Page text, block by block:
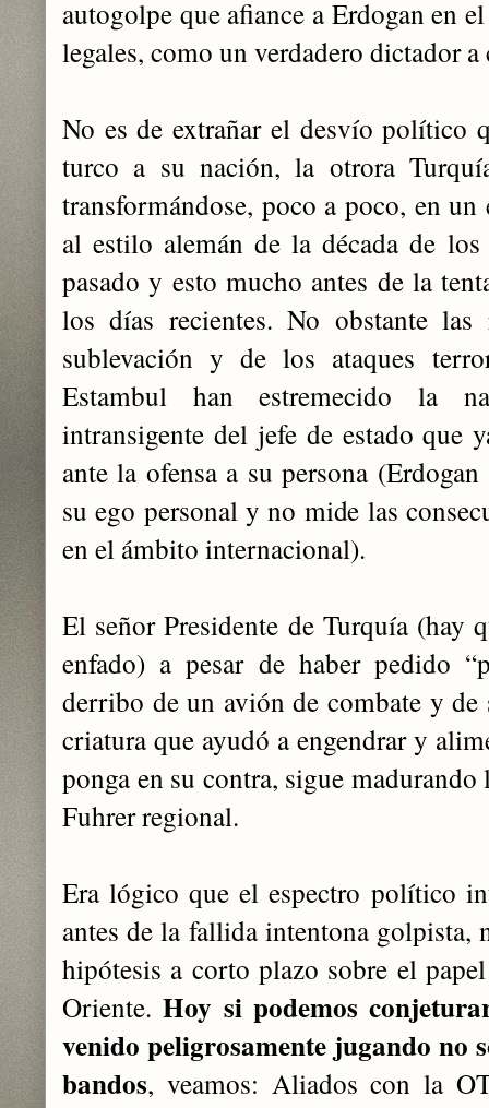
autogolpe que afiance a Erdogan en
legales, como un verdadero dictador a
No es de extrañar el desvío político
turco a su nación, la otrora
transformándose, poco a poco, en
al estilo alemán de la década de
pasado y esto mucho antes de la
los días recientes. No obstante
sublevación y de los ataques
Estambul han estremecido la
intransigente del jefe de estado que
ante la ofensa a su persona
su ego personal y no mide las
en el ámbito internacional).
El señor Presidente de Turquía (hay
enfado) a pesar de haber pedido
derribo de un avión de combate y
criatura que ayudó a engendrar y
ponga en su contra, sigue
Fuhrer regional.
Era lógico que el espectro político
antes de la fallida intentona golpista,
hipótesis a corto plazo sobre el
Oriente.Hoy si podemos
venido peligrosamente jugando no
bandos, veamos: Aliados con la